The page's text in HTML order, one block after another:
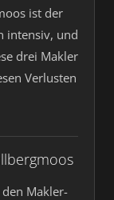
ist der
intensiv, und
drei Makler
Verlusten
Makler-